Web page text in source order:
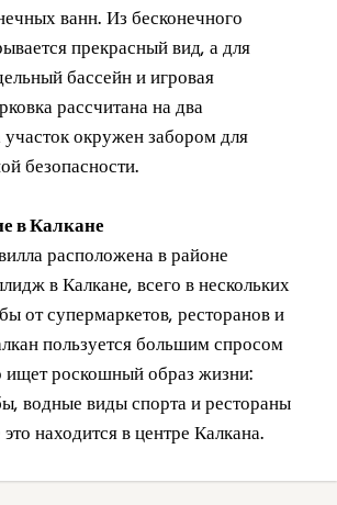
ванн. Из бесконечного
прекрасный вид, а для
бассейн и игровая
рассчитана на два
участок окружен забором для
безопасности.
в Калкане
расположена в районе
в Калкане, всего в нескольких
от супермаркетов, ресторанов и
пользуется большим спросом
ищет роскошный образ жизни:
водные виды спорта и рестораны
находится в центре Калкана.